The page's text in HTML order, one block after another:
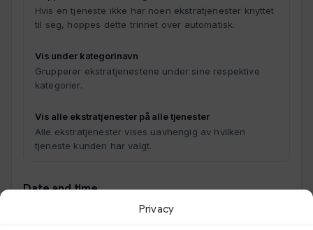
Privacy
Hvis en tjeneste ikke har noen ekstratjenester knyttet
til seg, hoppes dette trinnet over automatisk.
Vis under kategorinavn
Grupperer ekstratjenestene under sine respektive
kategorier.
Vis alle ekstratjenester på alle tjenester
Alle ekstratjenester vises uavhengig av hvilken
tjeneste kunden har valgt.
Date and time